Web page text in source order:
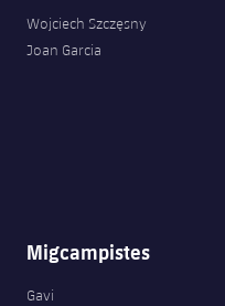
Wojciech Szczęsny
Joan Garcia
Migcampistes
Gavi